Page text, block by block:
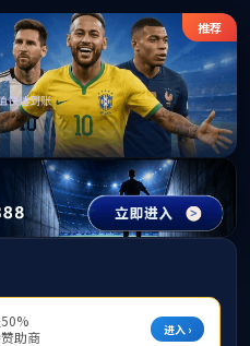
国)有限公司
级单位 需求岗位